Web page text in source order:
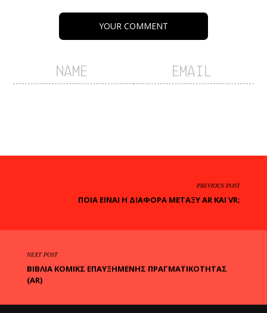
YOUR COMMENT
PREVIOUS POST
ΠΟΙΑ ΕΊΝΑΙ Η ΔΙΑΦΟΡΆ ΜΕΤΑΞΎ AR ΚΑΙ VR;
NEXT POST
ΒΙΒΛΊΑ ΚΌΜΙΚΣ ΕΠΑΥΞΗΜΈΝΗΣ ΠΡΑΓΜΑΤΙΚΌΤΗΤΑΣ
(AR)